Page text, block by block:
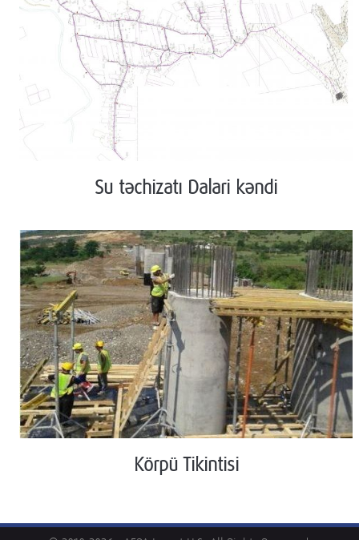
Su təchizatı Dalari kəndi
Körpü Tikintisi